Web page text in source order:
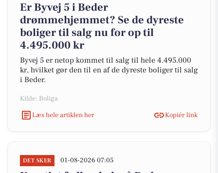
Er Byvej 5 i Beder
drømmehjemmet? Se de dyreste
boliger til salg nu for op til
4.495.000 kr
Byvej 5 er netop kommet til salg til hele 4.495.000
kr, hvilket gør den til en af de dyreste boliger til salg
i Beder.
Kilde: Boliga
Læs hele artiklen her
Kopiér link
DET SKER 01-08-2026 07:05